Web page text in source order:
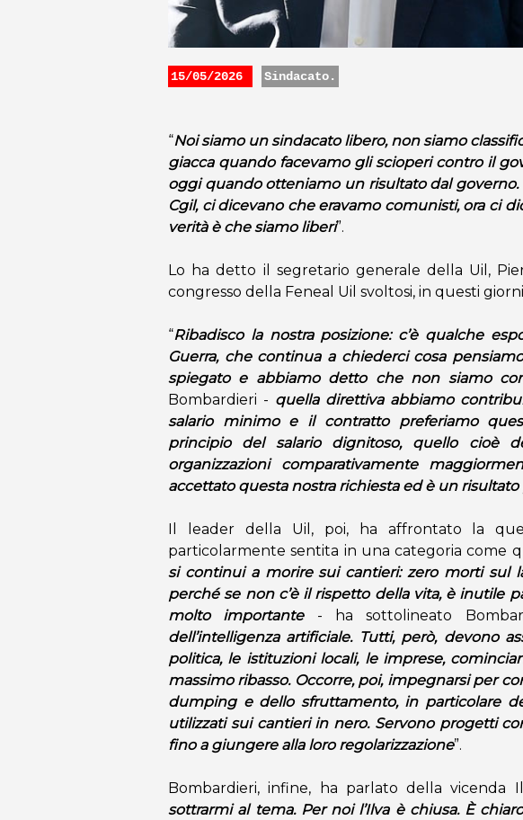
15/05/2026 Sindacato.
“Noi siamo un sindacato libero, non siamo
giacca quando facevamo gli scioperi contro il
oggi quando otteniamo un risultato dal
Cgil, ci dicevano che eravamo comunisti, ora ci
verità è che siamo liberi”.
Lo ha detto il segretario generale della Uil,
congresso della Feneal Uil svoltosi, in questi
“Ribadisco la nostra posizione: c’è qualche
Guerra, che continua a chiederci cosa
spiegato e abbiamo detto che non siamo
Bombardieri - quella direttiva abbiamo
salario minimo e il contratto preferiamo
principio del salario dignitoso, quello cioè
organizzazioni comparativamente
accettato questa nostra richiesta ed è un
Il leader della Uil, poi, ha affrontato la
particolarmente sentita in una categoria come
si continui a morire sui cantieri: zero morti sul
perché se non c’è il rispetto della vita, è inutile
molto importante- ha sottolineato
dell’intelligenza artificiale. Tutti, però, devono
politica, le istituzioni locali, le imprese,
massimo ribasso. Occorre, poi, impegnarsi per
dumping e dello sfruttamento, in particolare
utilizzati sui cantieri in nero. Servono progetti
fino a giungere alla loro regolarizzazione”.
Bombardieri, infine, ha parlato della vicenda
sottrarmi al tema. Per noi l’Ilva è chiusa. È